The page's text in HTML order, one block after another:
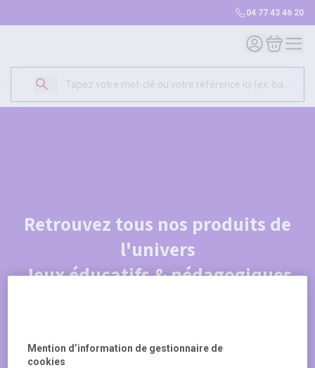
04 77 43 46 20
Mon compte
Mon
Retrouvez tous nos produits de
l'univers
Jeux éducatifs & pédagogiques
Mention d’information de gestionnaire de
cookies